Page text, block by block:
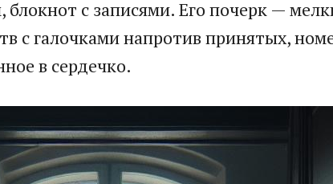
с записями. Его почерк —
с галочками напротив принятых,
в сердечко.